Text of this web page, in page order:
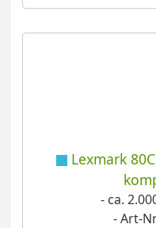
Lexmark
- ca.
- Art-